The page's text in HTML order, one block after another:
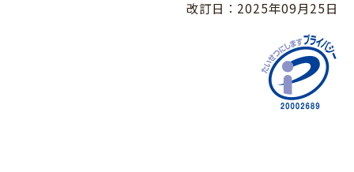
改訂日：2025年09月25日